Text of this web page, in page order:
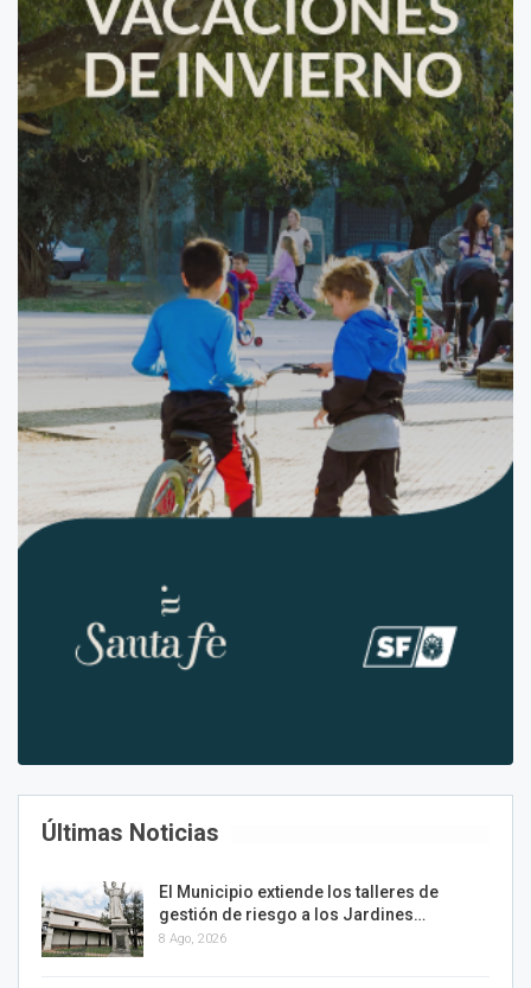
Últimas Noticias
El Municipio extiende los talleres de
gestión de riesgo a los Jardines…
8 Ago, 2026